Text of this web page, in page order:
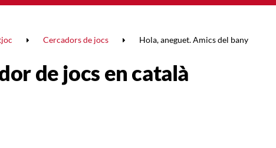
Cercadors de jocs Hola, aneguet. Amics del bany
de jocs en català